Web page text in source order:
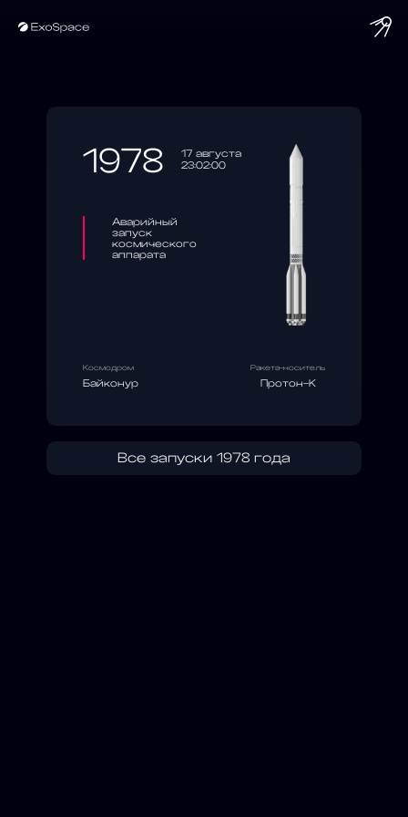
1978
17 августа
23:02:00
Аварийный
запуск
космического
аппарата
Космодром
Байконур
Ракета-носитель
Протон-К
Все запуски 1978 года